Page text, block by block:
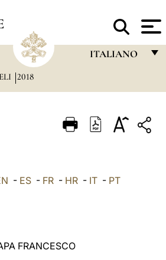
ITALIANO
ITALIANO
2018
- ES- FR- HR- IT- PT
FRANCESCO